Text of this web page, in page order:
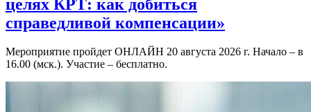
целях КРТ: как добиться
справедливой компенсации»
Мероприятие пройдет ОНЛАЙН 20 августа 2026 г. Начало – в
16.00 (мск.). Участие – бесплатно.